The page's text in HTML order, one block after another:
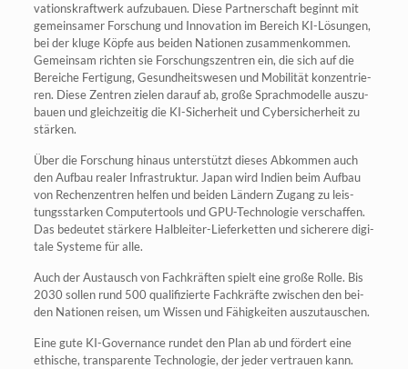
va­ti­ons­kraft­werk auf­zu­bau­en. Die­se Part­ner­schaft beginnt mit
gemein­sa­mer For­schung und Inno­va­ti­on im Bereich KI-Lösun­gen,
bei der klu­ge Köp­fe aus bei­den Natio­nen zusam­men­kom­men.
Gemein­sam rich­ten sie For­schungs­zen­tren ein, die sich auf die
Berei­che Fer­ti­gung, Gesund­heits­we­sen und Mobi­li­tät kon­zen­trie­
ren. Die­se Zen­tren zie­len dar­auf ab, gro­ße Sprach­mo­del­le aus­zu­
bau­en und gleich­zei­tig die KI-Sicher­heit und Cyber­si­cher­heit zu
stärken.
Über die For­schung hin­aus unter­stützt die­ses Abkom­men auch
den Auf­bau rea­ler Infra­struk­tur. Japan wird Indi­en beim Auf­bau
von Rechen­zen­tren hel­fen und bei­den Län­dern Zugang zu leis­
tungs­star­ken Com­pu­ter­tools und GPU-Tech­no­lo­gie ver­schaf­fen.
Das bedeu­tet stär­ke­re Halb­lei­ter-Lie­fer­ket­ten und siche­re­re digi­
ta­le Sys­te­me für alle.
Auch der Aus­tausch von Fach­kräf­ten spielt eine gro­ße Rol­le. Bis
2030 sol­len rund 500 qua­li­fi­zier­te Fach­kräf­te zwi­schen den bei­
den Natio­nen rei­sen, um Wis­sen und Fähig­kei­ten auszutauschen.
Eine gute KI-Gover­nan­ce run­det den Plan ab und för­dert eine
ethi­sche, trans­pa­ren­te Tech­no­lo­gie, der jeder ver­trau­en kann.